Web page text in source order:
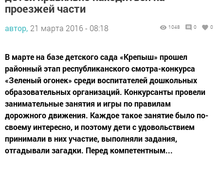
проезжей части
автор, 21 марта 2016 - 08:18 1048 0 0
В марте на базе детского сада «Крепыш» прошел
районный этап республиканского смотра-конкурса
«Зеленый огонек» среди воспитателей дошкольных
образовательных организаций. Конкурсанты провели
занимательные занятия и игры по правилам
дорожного движения. Каждое такое занятие было по-
своему интересно, и поэтому дети с удовольствием
принимали в них участие, выполняли задания,
отгадывали загадки. Перед компетентным...